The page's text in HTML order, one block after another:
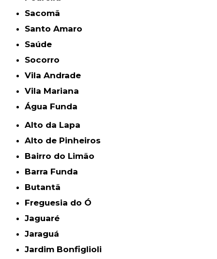
Sacomã
Santo Amaro
Saúde
Socorro
Vila Andrade
Vila Mariana
Água Funda
Alto da Lapa
Alto de Pinheiros
Bairro do Limão
Barra Funda
Butantã
Freguesia do Ó
Jaguaré
Jaraguá
Jardim Bonfiglioli